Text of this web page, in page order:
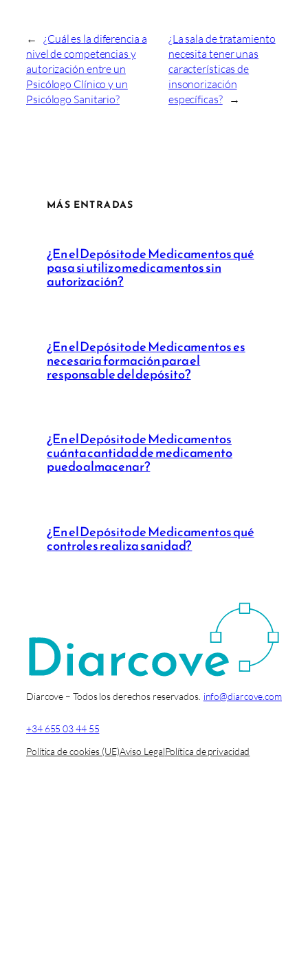
← ¿Cuál es la diferencia a
nivel de competencias y
autorización entre un
Psicólogo Clínico y un
Psicólogo Sanitario?
¿La sala de tratamiento
necesita tener unas
características de
insonorización
específicas?
→
MÁS ENTRADAS
¿En el Depósito de Medicamentos qué
pasa si utilizo medicamentos sin
autorización?
¿En el Depósito de Medicamentos es
necesaria formación para el
responsable del depósito?
¿En el Depósito de Medicamentos
cuánta cantidad de medicamento
puedo almacenar?
¿En el Depósito de Medicamentos qué
controles realiza sanidad?
Diarcove – Todos los derechos reservados. info@diarcove.com
+34 655 03 44 55
Política de cookies (UE)Aviso LegalPolítica de privacidad